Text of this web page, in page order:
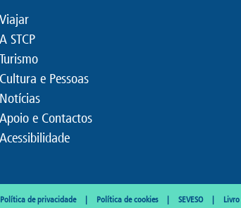
Viajar
A STCP
Turismo
Cultura e Pessoas
Notícias
Apoio e Contactos
Acessibilidade
Política de privacidade Política de cookies SEVESO